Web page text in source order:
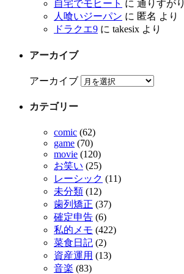
自宅でモヒート に 通りすがり
人喰いジーパン に 匿名 より
ドラクエ9 に takesix より
アーカイブ
アーカイブ
カテゴリー
comic (62)
game (70)
movie (120)
お笑い (25)
レーシック (11)
未分類 (12)
歯列矯正 (37)
確定申告 (6)
私的メモ (422)
菜食日記 (2)
資産運用 (13)
音楽 (83)